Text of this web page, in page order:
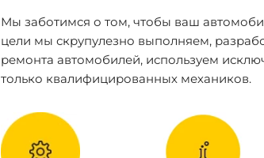
Мы заботимся о том, чтобы ваш
цели мы скрупулезно выполняем,
ремонта автомобилей, используем
только квалифицированных механиков.